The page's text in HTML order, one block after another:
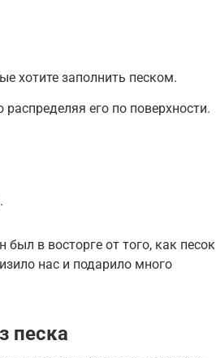
хотите заполнить песком.
его по поверхности.
в восторге от того, как песок
нас и подарило много
песка